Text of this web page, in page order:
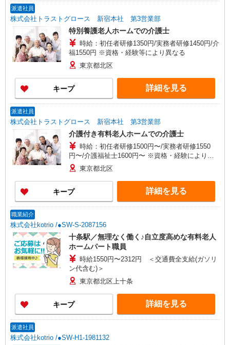
ンセル手当：職務時給の60％支給 ※居住支援特別
手当は勤続5年目までの方はさらに時給＋50円（再
入社者は除く）
派遣社員
株式会社トラストグロース 新宿本社 第3営業部
特別養護老人ホームでの介護士
時給：初任者研修1350円/実務者研修1450円/介
福1550円 ※資格・経験等により異なる
東京都北区
キープ 詳細を見る
派遣社員
株式会社トラストグロース 新宿本社 第3営業部
介護付き有料老人ホームでの介護士
時給：初任者研修1500円〜/実務者研修1550
円〜/介護福祉士1600円〜 ※資格・経験により異
なる。東京都北区
キープ 詳細を見る
職業紹介
株式会社kotrio /●SW-S-2087156
十条駅／無理なく働く♪自立度高めな有料老人
ホームパート職員
時給1550円〜2312円 ＜交通費全支給(ガソリ
ン代含む)＞
東京都北区上十条
キープ 詳細を見る
派遣社員
株式会社kotrio /●SW-H1-1981132